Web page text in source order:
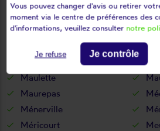
Mantes-la-jolie
Marcq
Marly-le-roi
Maulette
Maurepas
Ménerville
Méricourt
Vous pouvez changer d'avis ou retirer
moment via le centre de préférences des
d'informations, veuillez consulter notre
Je refuse Je contrôle